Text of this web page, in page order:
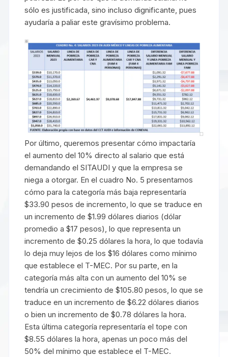
sólo es justificada, sino incluso dignificante, pues
ayudaría a paliar este gravísimo problema.
Por último, queremos presentar cómo impactaría
el aumento del 10% directo al salario que está
demandando el SITAUDI y que la empresa se
niega a otorgar. En el cuadro No. 5 presentamos
cómo para la categoría más baja representaría
$33.90 pesos de incremento, lo que se traduce en
un incremento de $1.99 dólares diarios (dólar
promedio a $17 pesos), lo que representa un
incremento de $0.25 dólares la hora, lo que todavía
lo deja muy lejos de los $16 dólares como mínimo
que establece el T-MEC. Por su parte, en la
categoría más alta con un aumento del 10% se
tendría un crecimiento de $105.80 pesos, lo que se
traduce en un incremento de $6.22 dólares diarios
o bien un incremento de $0.78 dólares la hora.
Esta última categoría representaría el tope con
$8.55 dólares la hora, apenas un poco más del
50% del mínimo que establece el T-MEC.